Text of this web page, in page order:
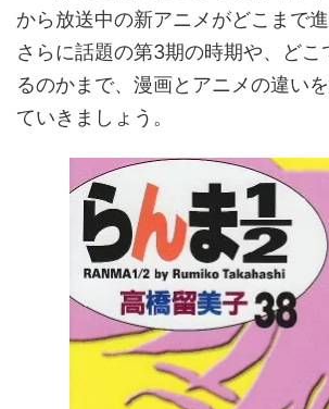
から放送中の新アニメがどこまで進
さらに話題の第3期の時期や、どこ
るのかまで、漫画とアニメの違い
ていきましょう。